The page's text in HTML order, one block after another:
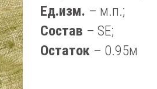
Ед.изм. – м.п.;
Состав – SE;
Остаток – 0.95м